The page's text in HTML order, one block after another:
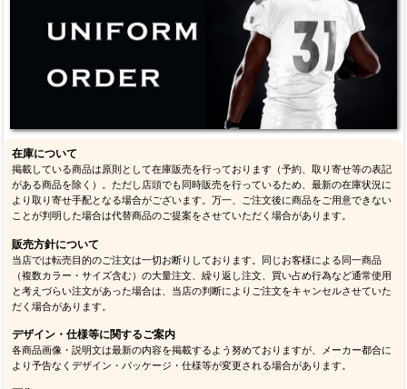
在庫について
掲載している商品は原則として在庫販売を行っております（予約、取り寄せ等の表記
がある商品を除く）。ただし店頭でも同時販売を行っているため、最新の在庫状況に
より取り寄せ手配となる場合がございます。万一、ご注文後に商品をご用意できない
ことが判明した場合は代替商品のご提案をさせていただく場合があります。
販売方針について
当店では転売目的のご注文は一切お断りしております。同じお客様による同一商品
（複数カラー・サイズ含む）の大量注文、繰り返し注文、買い占め行為など通常使用
と考えづらい注文があった場合は、当店の判断によりご注文をキャンセルさせていた
だく場合があります。
デザイン・仕様等に関するご案内
各商品画像・説明文は最新の内容を掲載するよう努めておりますが、メーカー都合に
より予告なくデザイン・パッケージ・仕様等が変更される場合があります。